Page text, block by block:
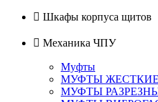
 Шкафы корпуса щитов
 Механика ЧПУ
Муфты
МУФТЫ
МУФТЫ